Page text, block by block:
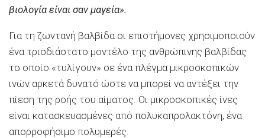
βιολογία είναι σαν μαγεία».
Για τη ζωντανή βαλβίδα οι επιστήμονες χρησιμοποιούν
ένα τρισδιάστατο μοντέλο της ανθρώπινης βαλβίδας
το οποίο «τυλίγουν» σε ένα πλέγμα μικροσκοπικών
ινών αρκετά δυνατό ώστε να μπορεί να αντέξει την
πίεση της ροής του αίματος. Οι μικροσκοπικές ίνες
είναι κατασκευασμένες από πολυκαπρολακτόνη, ένα
απορροφήσιμο πολυμερές.